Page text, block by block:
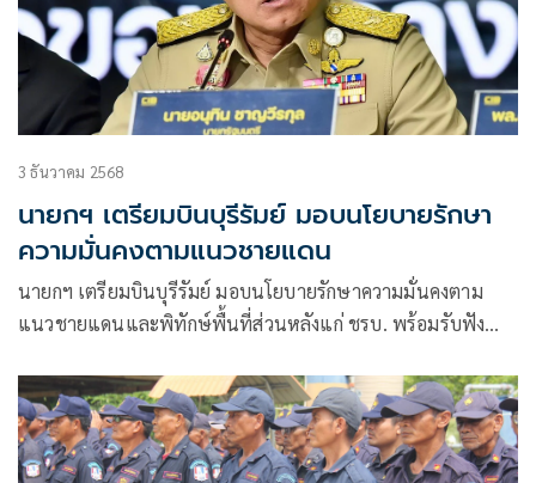
3 ธันวาคม 2568
นายกฯ เตรียมบินบุรีรัมย์ มอบนโยบายรักษา
ความมั่นคงตามแนวชายแดน
นายกฯ เตรียมบินบุรีรัมย์ มอบนโยบายรักษาความมั่นคงตาม
แนวชายแดนและพิทักษ์พื้นที่ส่วนหลังแก่ ชรบ. พร้อมรับฟัง